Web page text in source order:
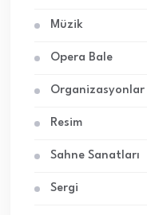
Müzik
Opera Bale
Organizasyonlar
Resim
Sahne Sanatları
Sergi